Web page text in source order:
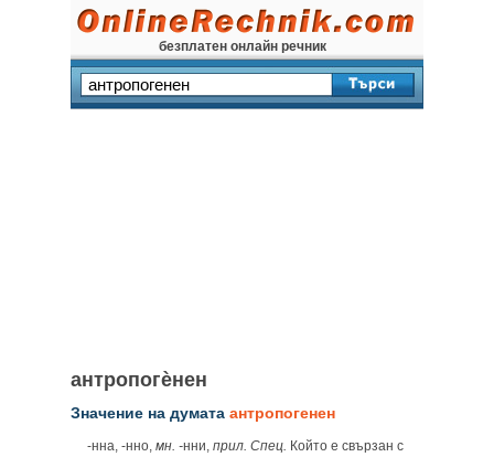
безплатен онлайн речник
антропогѐнен
Значение на думата антропогенен
‑нна, ‑нно, мн. ‑нни, прил. Спец. Който е свързан с